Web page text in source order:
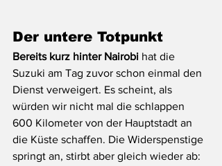
Der untere Totpunkt
Bereits kurz hinter Nairobi hat die
Suzuki am Tag zuvor schon einmal den
Dienst verweigert. Es scheint, als
würden wir nicht mal die schlappen
600 Kilometer von der Hauptstadt an
die Küste schaffen. Die Widerspenstige
springt an, stirbt aber gleich wieder ab: